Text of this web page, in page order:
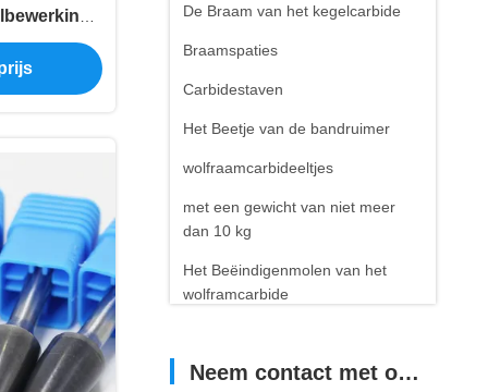
De Braam van het kegelcarbide
Braamspaties
Carbidestaven
Het Beetje van de bandruimer
wolfraamcarbideeltjes
met een gewicht van niet meer
dan 10 kg
Het Beëindigenmolen van het
wolframcarbide
Neem contact met ons op